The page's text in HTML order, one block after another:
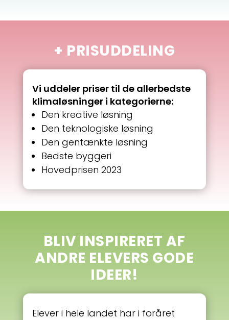
+ PRISUDDELING
Vi uddeler priser til de allerbedste
klimaløsninger i kategorierne:
Den kreative løsning
Den teknologiske løsning
Den gentænkte løsning
Bedste byggeri
Hovedprisen 2023
BLIV INSPIRERET AF
ANDRE ELEVERS GODE
IDEER!
Elever i hele landet har i foråret